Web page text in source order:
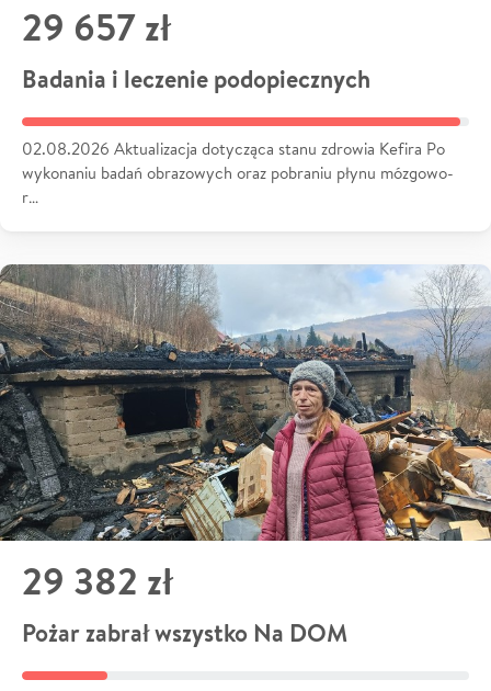
29 657 zł
Badania i leczenie podopiecznych
02.08.2026 Aktualizacja dotycząca stanu zdrowia Kefira Po
wykonaniu badań obrazowych oraz pobraniu płynu mózgowo-
r…
29 382 zł
Pożar zabrał wszystko Na DOM